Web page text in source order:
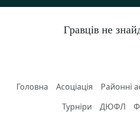
Гравців не
Головна Асоціація Районні
Турніри
ДЮФЛ